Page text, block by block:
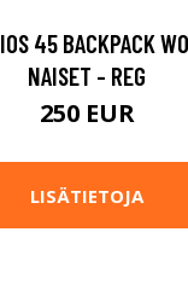
45 BACKPACK
NAISET - REG
250 EUR
LISÄTIETOJA